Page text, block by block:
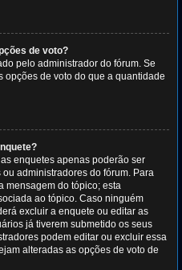
de voto?
pelo administrador do fórum. Se
opções de voto do que a quantidade
enquetes apenas poderão ser
administradores do fórum. Para
mensagem do tópico; esta
ao tópico. Caso ninguém
excluir a enquete ou editar as
já tiverem submetido os seus
podem editar ou excluir essa
alteradas as opções de voto de